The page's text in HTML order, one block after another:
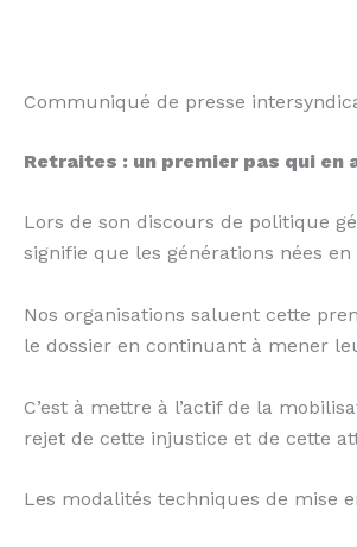
Communiqué de presse
Retraites : un premier pas qui en
Lors de son discours de politique
signifie que les générations nées
Nos organisations saluent cette
le dossier en continuant à mener
C’est à mettre à l’actif de la
rejet de cette injustice et de cette
Les modalités techniques de mise